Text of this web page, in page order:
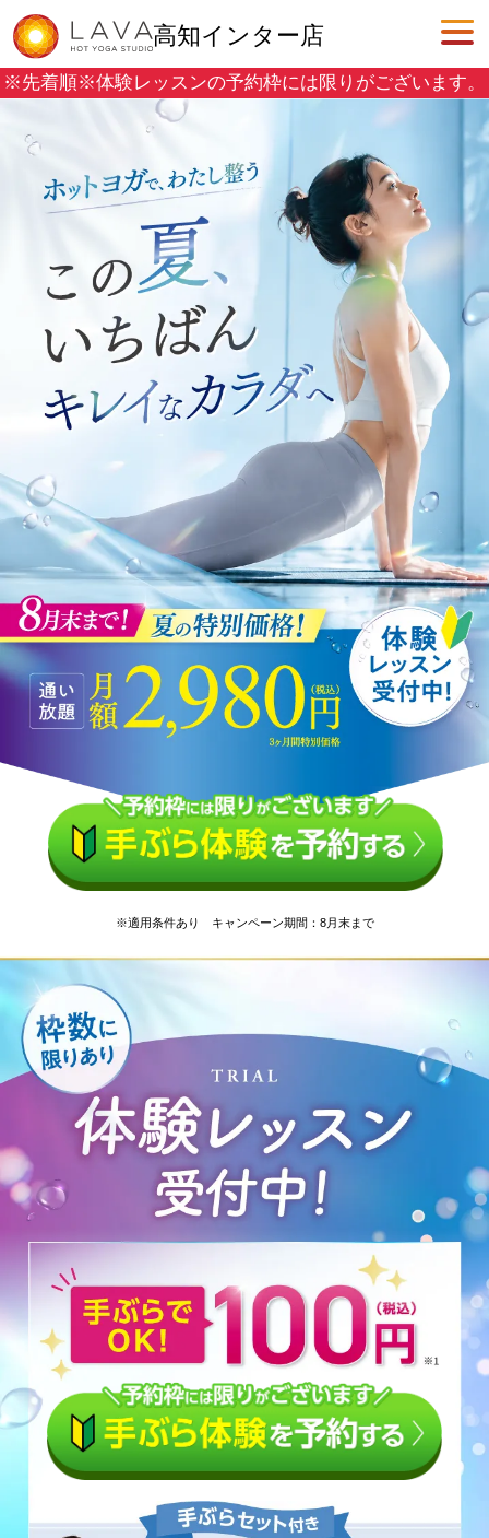
高知インター店
※先着順※体験レッスンの予約枠には限りがございます。
※適用条件あり キャンペーン期間：8月末まで